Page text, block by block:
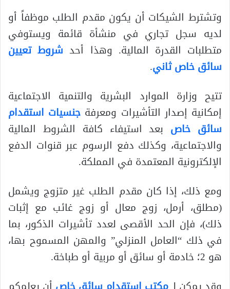
وتشترط الشيكات أن يكون مقدم الطلب موظفاً أو
لديه سجل تجاري في منشأة قائمة ويستوفي
متطلبات القدرة المالية. وهذا أحدشروط تعيين
سائق خاص ثاني.
تتيح وزارة الموارد البشرية والتنمية الاجتماعية
إمكانية إصدار التأشيرات ومعرفة جنسيات استقدام
سائق خاص بعد استيفاء كافة الشروط المالية
والاجتماعية، وكذلك دفع الرسوم عبر قنوات الدفع
الإلكترونية المعتمدة في المملكة.
ومع ذلك، إذا كان مقدم الطلب غير متزوج ويشمل
(مطلق، أرمل، زوج معال أو زوج غائب مع إثبات
ذلك)، فإن الحد الأقصى لعدد تأشيرات الذكور، بما
في ذلك “العامل المنزلي” والمهن المسموح بها،
هو 2؛ خادمة أو سائق أو مربية أو طباخة.